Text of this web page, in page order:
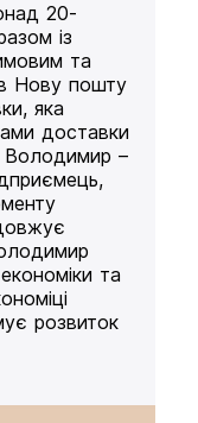
20-
із
та
Нову пошту
яка
доставки
Володимир –
та
розвиток